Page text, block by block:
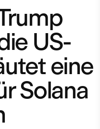
US-
eine
Solana